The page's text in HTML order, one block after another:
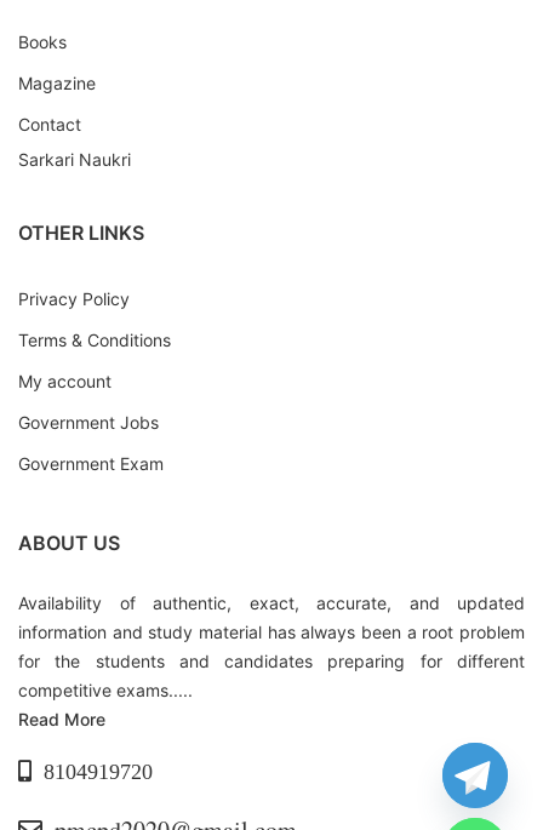
Books
Magazine
Contact
Sarkari Naukri
OTHER LINKS
Privacy Policy
Terms & Conditions
My account
Government Jobs
Government Exam
ABOUT US
Availability of authentic, exact, accurate, and updated
information and study material has always been a root problem
for the students and candidates preparing for different
competitive exams.....
Read More
8104919720